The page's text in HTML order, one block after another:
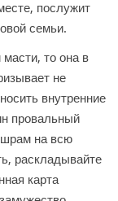
послужит
семьи.
то она в
не
внутренние
провальный
шрам на всю
раскладывайте
карта